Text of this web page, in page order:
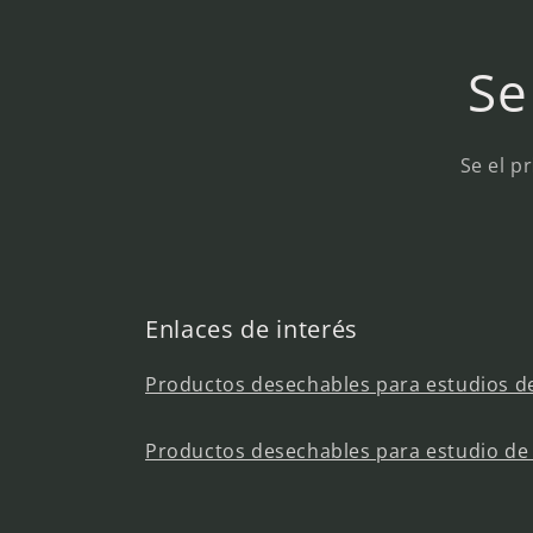
Se el
Enlaces de interés
Productos desechables para estudios
Productos desechables para estudio